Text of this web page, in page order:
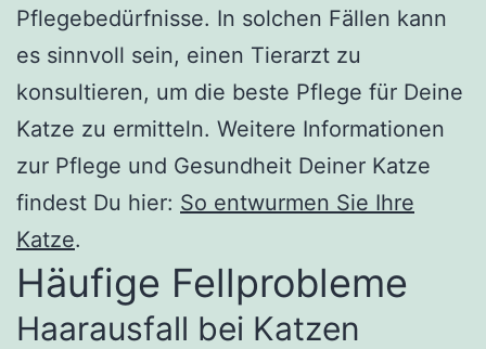
Pflegebedürfnisse. In solchen Fällen kann
es sinnvoll sein, einen Tierarzt zu
konsultieren, um die beste Pflege für Deine
Katze zu ermitteln. Weitere Informationen
zur Pflege und Gesundheit Deiner Katze
findest Du hier: So entwurmen Sie Ihre
Katze.
Häufige Fellprobleme
Haarausfall bei Katzen